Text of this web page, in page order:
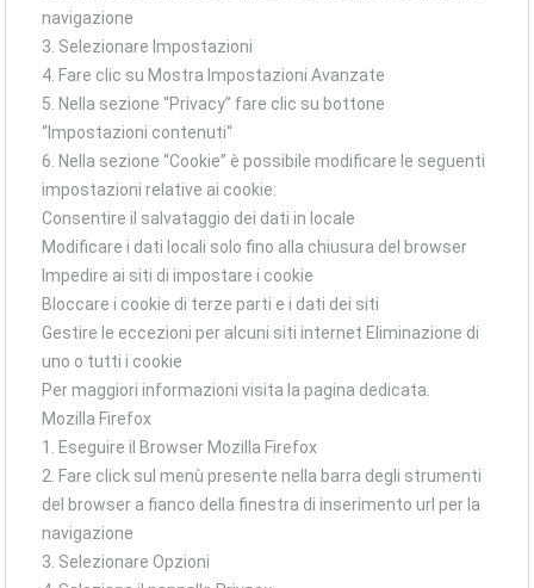
navigazione
3. Selezionare Impostazioni
4. Fare clic su Mostra Impostazioni Avanzate
5. Nella sezione “Privacy” fare clic su bottone
“Impostazioni contenuti“
6. Nella sezione “Cookie” è possibile modificare le seguenti
impostazioni relative ai cookie:
Consentire il salvataggio dei dati in locale
Modificare i dati locali solo fino alla chiusura del browser
Impedire ai siti di impostare i cookie
Bloccare i cookie di terze parti e i dati dei siti
Gestire le eccezioni per alcuni siti internet Eliminazione di
uno o tutti i cookie
Per maggiori informazioni visita la pagina dedicata.
Mozilla Firefox
1. Eseguire il Browser Mozilla Firefox
2. Fare click sul menù presente nella barra degli strumenti
del browser a fianco della finestra di inserimento url per la
navigazione
3. Selezionare Opzioni